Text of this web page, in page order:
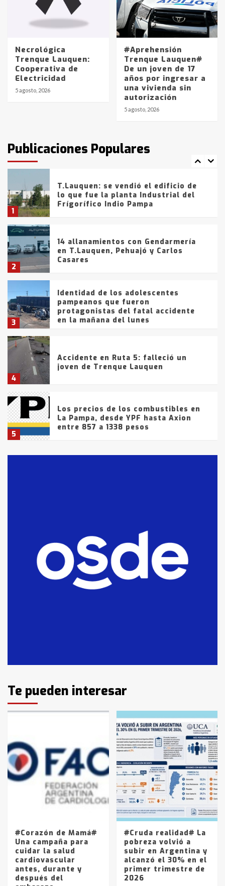
Necrológica
Trenque Lauquen:
Cooperativa de
Electricidad
5 agosto, 2026
#Aprehensión
Trenque Lauquen#
De un joven de 17
años por ingresar a
una vivienda sin
autorización
5 agosto, 2026
Publicaciones Populares
Los precios de los combustibles en
La Pampa, desde YPF hasta Axion
entre 857 a 1338 pesos
La Bolsa de Cereales de Bahía
Blanca anticipa que Agosto vendrá
con lluvias y heladas, en gran parte
fueron detenidos por
comercialización de drogas en la
tarde del sábado
1
T.Lauquen: se vendió el edificio de
lo que fue la planta Industrial del
Frígorífico Indio Pampa
2
14 allanamientos con Gendarmería
en T.Lauquen, Pehuajó y Carlos
Casares
3
Identidad de los adolescentes
pampeanos que fueron
protagonistas del fatal accidente
en la mañana del lunes
4
Accidente en Ruta 5: falleció un
joven de Trenque Lauquen
5
Los precios de los combustibles en
La Pampa, desde YPF hasta Axion
entre 857 a 1338 pesos
fueron detenidos por
comercialización de drogas en la
tarde del sábado
T.Lauquen: se vendió el edificio de
lo que fue la planta Industrial del
3
Identidad de los adolescentes
pampeanos que fueron
en la mañana del lunes
4
Accidente en Ruta 5: falleció un
joven de Trenque Lauquen
Los precios de los combustibles en
La Pampa, desde YPF hasta Axion
entre 857 a 1338 pesos
Te pueden interesar
#Corazón de Mamá#
Una campaña para
cuidar la salud
cardiovascular
antes, durante y
después del
#Cruda realidad# La
pobreza volvió a
subir en Argentina y
alcanzó el 30% en el
primer trimestre de
2026